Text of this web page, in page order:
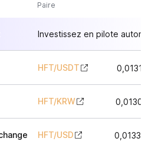
Paire
Investissez en pilote
HFT/USDT
HFT/KRW
HFT/USD